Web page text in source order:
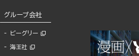
グループ会社
ビーグリー
海王社